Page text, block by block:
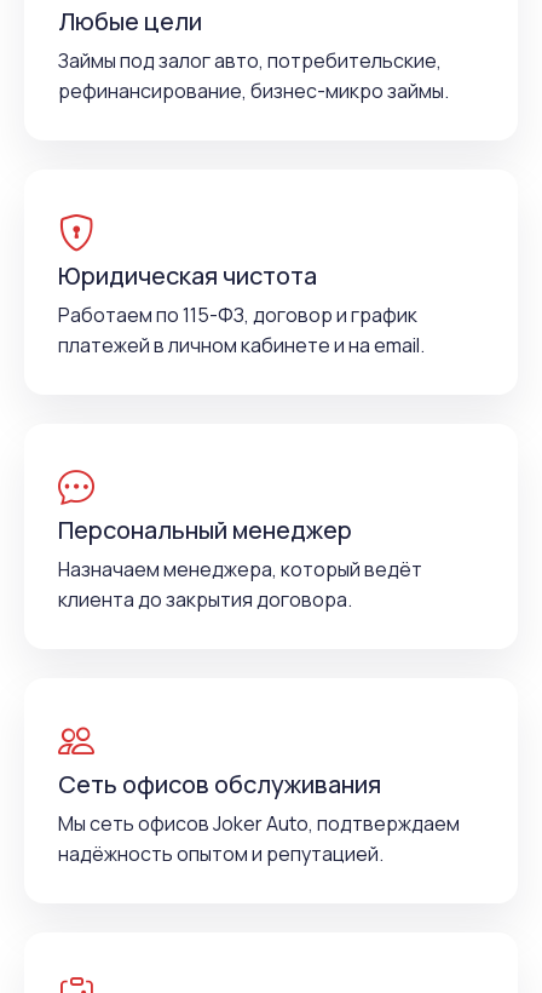
Любые цели
Займы под залог авто, потребительские,
рефинансирование, бизнес-микро займы.
Юридическая чистота
Работаем по 115-ФЗ, договор и график
платежей в личном кабинете и на email.
Персональный менеджер
Назначаем менеджера, который ведёт
клиента до закрытия договора.
Сеть офисов обслуживания
Мы сеть офисов Joker Auto, подтверждаем
надёжность опытом и репутацией.